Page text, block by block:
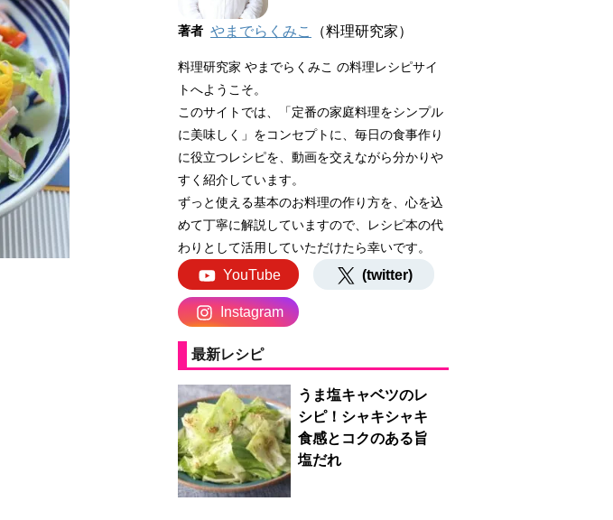
著者 やまでらくみこ （料理研究家）
料理研究家 やまでらくみこ の料理レシピサイ
トへようこそ。
このサイトでは、「定番の家庭料理をシンプル
に美味しく」をコンセプトに、毎日の食事作り
に役立つレシピを、動画を交えながら分かりや
すく紹介しています。
ずっと使える基本のお料理の作り方を、心を込
めて丁寧に解説していますので、レシピ本の代
わりとして活用していただけたら幸いです。
YouTube (twitter)
Instagram
最新レシピ
うま塩キャベツのレ
シピ！シャキシャキ
食感とコクのある旨
塩だれ